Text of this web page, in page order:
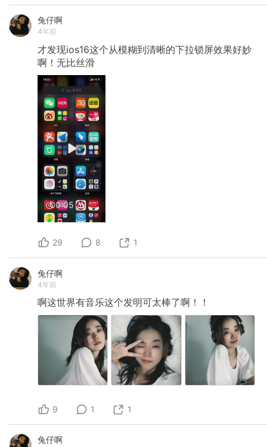
兔仔啊
4年前
才发现ios16这个从模糊到清晰的下拉锁屏效果好妙
啊！无比丝滑
00:05
29 8 1
兔仔啊
4年前
啊这世界有音乐这个发明可太棒了啊！！
9 1 1
兔仔啊